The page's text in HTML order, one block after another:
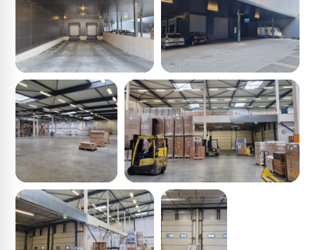
gebruiker als bezoeker.
Locatie
Het object is gelegen aan de rand van het
bedrijventerrein ‘Meerkerk IV’ te Meerkerk. Dit betreft
het nieuwste bedrijventerrein in Meerkerk. Het gebouw
ligt op een prominente zichtlocatie, langs rijksweg A27.
De toegang van de bedrijfsruimte is via een laadkuil en
via het maaiveld, gelegen aan de achterzijde van het
object.
Bouwjaar
2008